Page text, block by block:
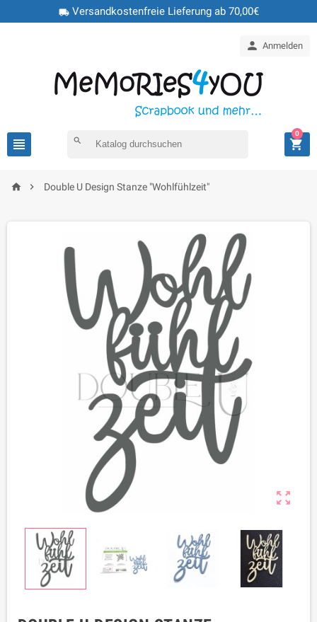
local_shippingVersandkostenfreie Lieferung ab 70,00€
 Anmelden
 search 
0
  Double U Design Stanze "Wohlfühlzeit"
